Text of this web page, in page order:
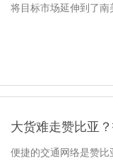
将目标市场延伸到了
大货难走赞比亚
便捷的交通网络是赞